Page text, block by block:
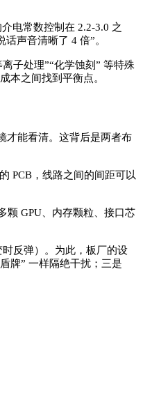
电常数控制在 2.2-3.0 之
声音清晰了 4 倍”。
子处理”“化学蚀刻” 等特殊
本之间找到平衡点。
才能看清。这背后是两者布
PCB，线路之间的间距可以
颗 GPU、内存颗粒、接口芯
反弹）。为此，板厂的设
牌” 一样隔绝干扰；三是